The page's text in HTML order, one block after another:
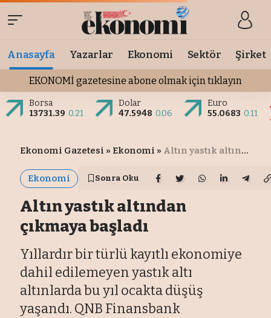
Anasayfa Yazarlar Ekonomi Sektör Şirket
EKONOMİ gazetesine abone olmak için tıklayın
Borsa
13731.39 0.21
Dolar
47.5948 0.06
Euro
55.0683 0.11
Ekonomi Gazetesi » Ekonomi » Altın yastık altından çıkmaya başladı
Ekonomi Sonra Oku
Altın yastık altından
çıkmaya başladı
Yıllardır bir türlü kayıtlı ekonomiye
dahil edilemeyen yastık altı
altınlarda bu yıl ocakta düşüş
yaşandı. QNB Finansbank